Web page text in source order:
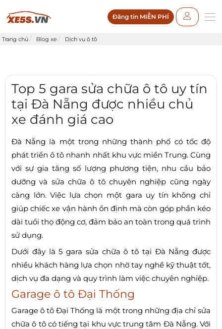
Đăng tin MIỄN PHÍ
Trang chủ Blog xe Dịch vụ ô tô
Top 5 gara sửa chữa ô tô uy tín
tại Đà Nẵng được nhiều chủ
xe đánh giá cao
Đà Nẵng là một trong những thành phố có tốc độ
phát triển ô tô nhanh nhất khu vực miền Trung. Cùng
với sự gia tăng số lượng phương tiện, nhu cầu bảo
dưỡng và sửa chữa ô tô chuyên nghiệp cũng ngày
càng lớn. Việc lựa chọn một gara uy tín không chỉ
giúp chiếc xe vận hành ổn định mà còn góp phần kéo
dài tuổi thọ động cơ, đảm bảo an toàn trong quá trình
sử dụng.
Dưới đây là 5 gara sửa chữa ô tô tại Đà Nẵng được
nhiều khách hàng lựa chọn nhờ tay nghề kỹ thuật tốt,
dịch vụ đa dạng và quy trình làm việc chuyên nghiệp.
Garage ô tô Đại Thống
Garage ô tô Đại Thống là một trong những địa chỉ sửa
chữa ô tô có tiếng tại khu vực trung tâm Đà Nẵng. Với